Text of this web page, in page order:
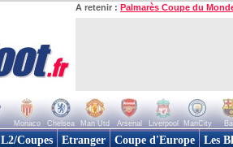
A retenir : Palmarès Coupe du
Monaco Chelsea Man Utd Arsenal Liverpool ManCity
L2/Coupes Etranger Coupe d'Europe Les